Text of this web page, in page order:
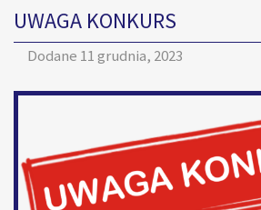
UWAGA KONKURS
Dodane 11 grudnia, 2023